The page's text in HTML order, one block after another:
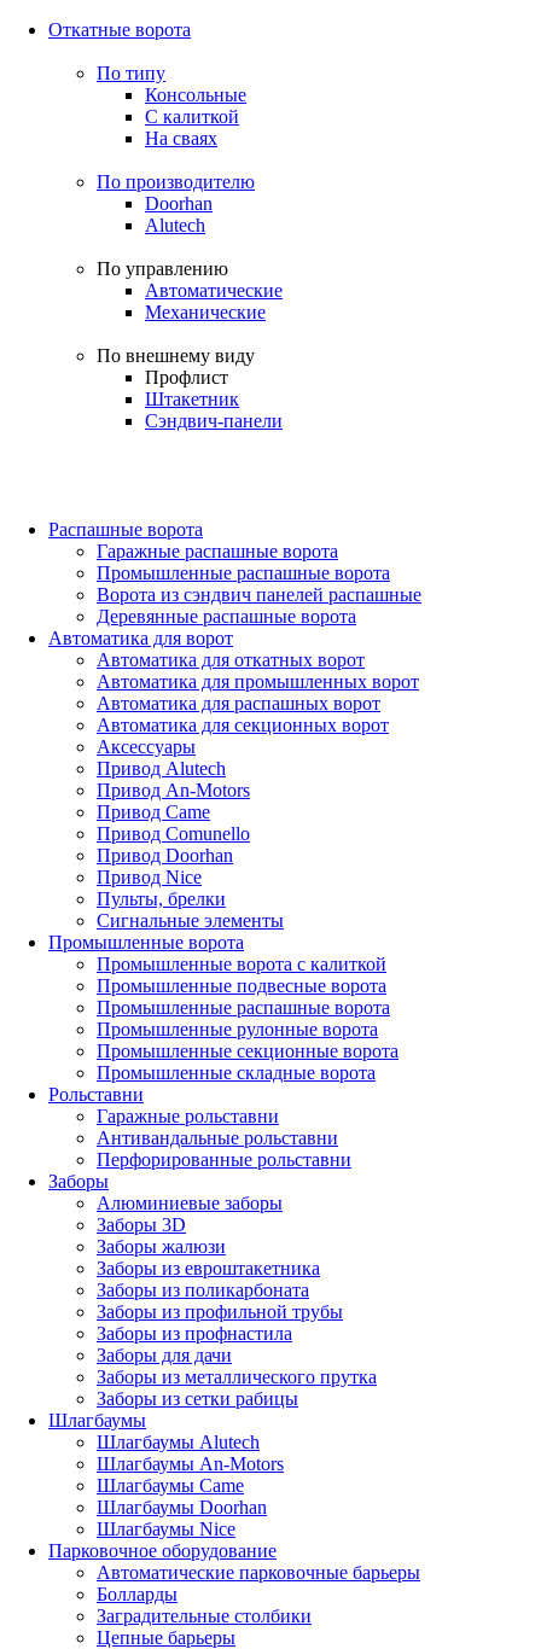
Откатные ворота
По типу
Консольные
С калиткой
На сваях
По производителю
Doorhan
Alutech
По управлению
Автоматические
Механические
По внешнему виду
Профлист
Штакетник
Сэндвич-панели
Распашные ворота
Гаражные распашные ворота
Промышленные распашные ворота
Ворота из сэндвич панелей распашные
Деревянные распашные ворота
Автоматика для ворот
Автоматика для откатных ворот
Автоматика для промышленных ворот
Автоматика для распашных ворот
Автоматика для секционных ворот
Аксессуары
Привод Alutech
Привод An-Motors
Привод Came
Привод Comunello
Привод Doorhan
Привод Nice
Пульты, брелки
Сигнальные элементы
Промышленные ворота
Промышленные ворота с калиткой
Промышленные подвесные ворота
Промышленные распашные ворота
Промышленные рулонные ворота
Промышленные секционные ворота
Промышленные складные ворота
Рольставни
Гаражные рольставни
Антивандальные рольставни
Перфорированные рольставни
Заборы
Алюминиевые заборы
Заборы 3D
Заборы жалюзи
Заборы из евроштакетника
Заборы из поликарбоната
Заборы из профильной трубы
Заборы из профнастила
Заборы для дачи
Заборы из металлического прутка
Заборы из сетки рабицы
Шлагбаумы
Шлагбаумы Alutech
Шлагбаумы An-Motors
Шлагбаумы Came
Шлагбаумы Doorhan
Шлагбаумы Nice
Парковочное оборудование
Автоматические парковочные барьеры
Болларды
Заградительные столбики
Цепные барьеры